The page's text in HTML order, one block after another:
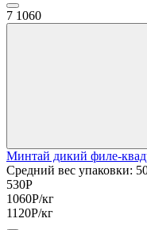
7 1060
Минтай дикий филе-
Средний вес упаковки:
530Р
1060Р/кг
1120Р/кг